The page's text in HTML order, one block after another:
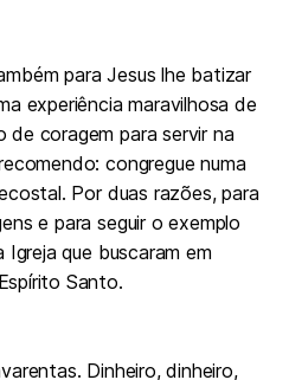
para Jesus lhe batizar
experiência maravilhosa de
coragem para servir na
congregue numa
Por duas razões, para
e para seguir o exemplo
que buscaram em
Santo.
Dinheiro, dinheiro,